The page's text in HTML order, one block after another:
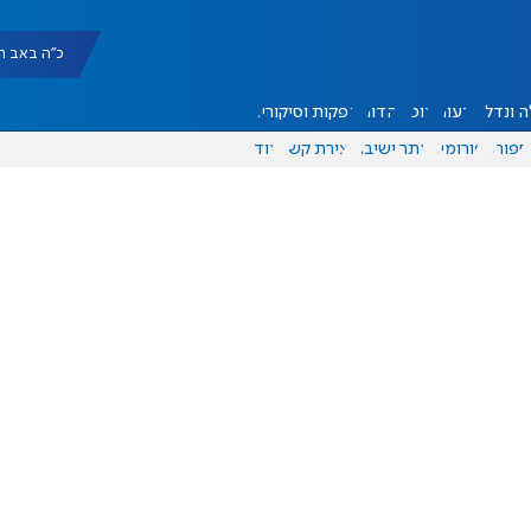
כ"ה באב תשפ"ו
ונדל"ן דעות אוכל יהדות הפקות וסיקורים
ספורט פורומים אתר ישיבה יצירת קשר עוד